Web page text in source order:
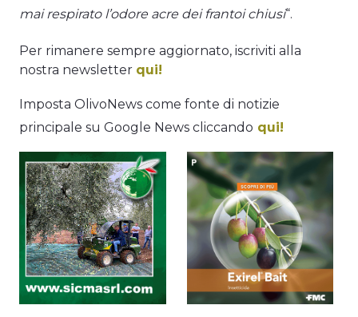
mai respirato l’odore acre dei frantoi chiusi“.
Per rimanere sempre aggiornato, iscriviti alla
nostra newsletter qui!
Imposta OlivoNews come fonte di notizie
principale su Google News cliccando qui!